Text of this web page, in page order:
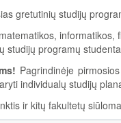
gretutinių studijų
informatikos,
studijų programų
Pagrindinėje
individualų studijų
ir kitų fakultetų